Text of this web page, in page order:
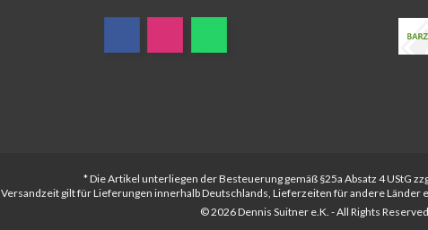
* Die Artikel unterliegen der Besteuerung gemäß §25a Absatz 4 UStG
Versandzeit gilt für Lieferungen innerhalb Deutschlands, Lieferzeiten für andere
© 2026 Dennis Suitner e.K. - All Rights